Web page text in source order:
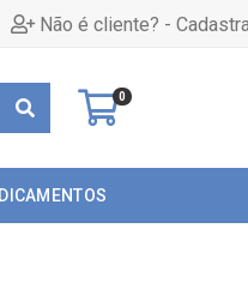
Não é cliente? -
0